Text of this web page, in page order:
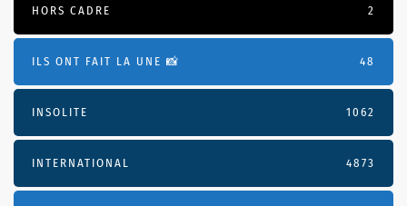
HORS CADRE 2
ILS ONT FAIT LA UNE 📸 48
INSOLITE 1062
INTERNATIONAL 4873